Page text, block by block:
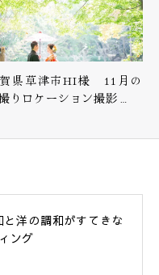
県草津市HI様 11月の
りロケーション撮影…
洋の調和がすてきな
ング